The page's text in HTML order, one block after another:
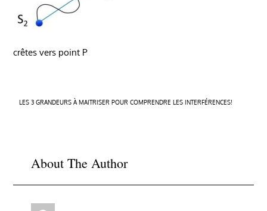
crêtes vers point P
Navigation
LES 3 GRANDEURS À MAITRISER POUR COMPRENDRE LES INTERFÉRENCES!
About The Author